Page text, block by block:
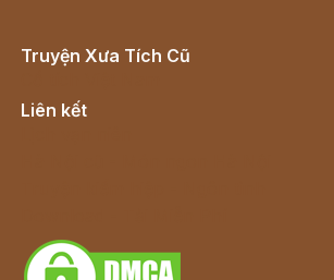
Truyện Xưa Tích Cũ
Liên kết